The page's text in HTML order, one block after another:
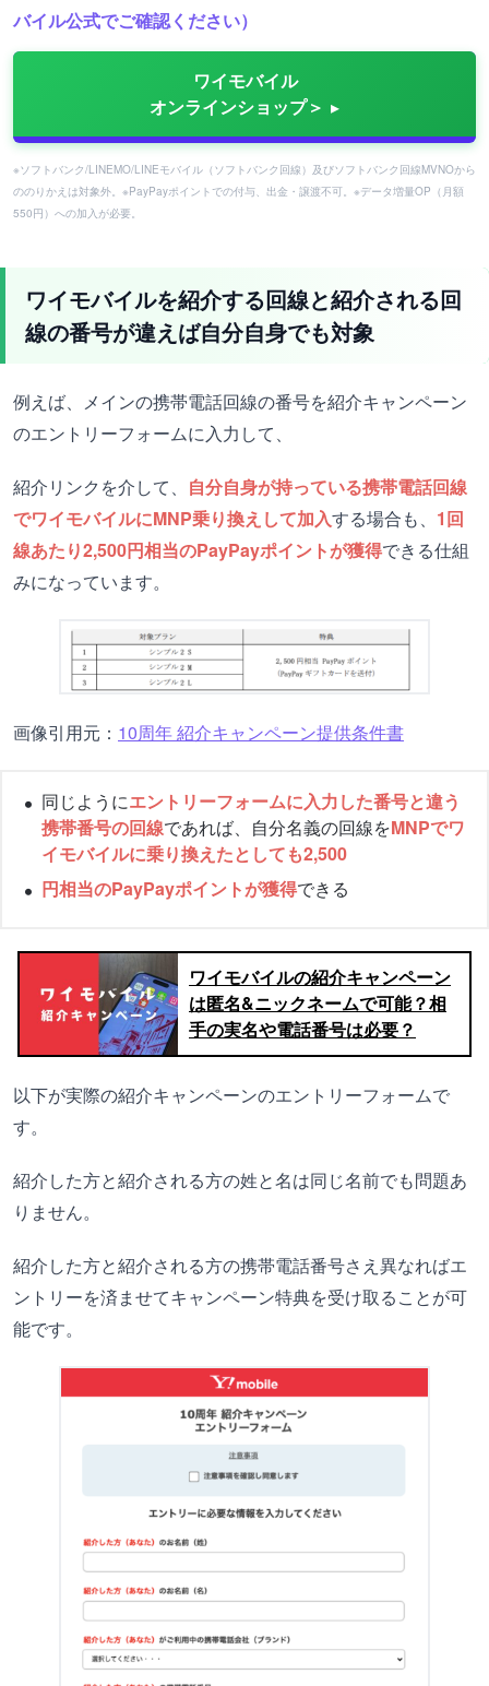
バイル公式でご確認ください）
ワイモバイル
オンラインショップ＞
※ソフトバンク/LINEMO/LINEモバイル（ソフトバンク回線）及びソフトバンク回線MVNOから
ののりかえは対象外。※PayPayポイントでの付与、出金・譲渡不可。※データ増量OP（月額
550円）への加入が必要。
ワイモバイルを紹介する回線と紹介される回
線の番号が違えば自分自身でも対象
例えば、メインの携帯電話回線の番号を紹介キャンペーン
のエントリーフォームに入力して、
紹介リンクを介して、 自分自身が持っている携帯電話回線
でワイモバイルにMNP乗り換えして加入する場合も、 1回
線あたり2,500円相当のPayPayポイントが獲得できる仕組
みになっています。
画像引用元： 10周年 紹介キャンペーン提供条件書
同じようにエントリーフォームに入力した番号と違う
携帯番号の回線であれば、自分名義の回線をMNPでワ
イモバイルに乗り換えたとしても2,500
円相当のPayPayポイントが獲得できる
ワイモバイルの紹介キャンペーン
は匿名&ニックネームで可能？相
手の実名や電話番号は必要？
以下が実際の紹介キャンペーンのエントリーフォームで
す。
紹介した方と紹介される方の姓と名は同じ名前でも問題あ
りません。
紹介した方と紹介される方の携帯電話番号さえ異なればエ
ントリーを済ませてキャンペーン特典を受け取ることが可
能です。